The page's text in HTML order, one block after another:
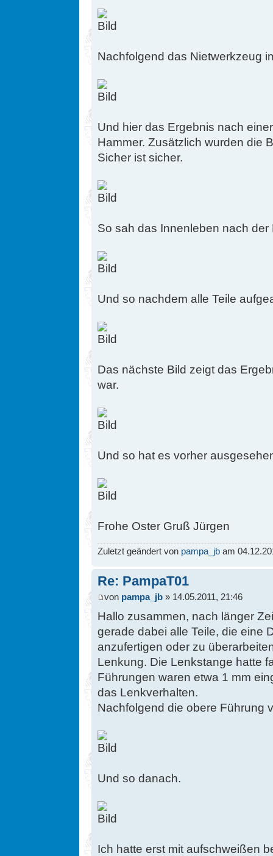
Nachfolgend das Nietwerkzeug
Und hier das Ergebnis nach
Hammer. Zusätzlich wurden die
Sicher ist sicher.
So sah das Innenleben nach
Und so nachdem alle Teile
Das nächste Bild zeigt das
war.
Und so hat es vorher
Frohe Oster Gruß Jürgen
Zuletzt geändert von pampa_jb am
Re: PampaT01
von pampa_jb » 14.05.2011, 21:46
Hallo zusammen, nach länger
gerade dabei alle Teile, die eine
anzufertigen oder zu
Lenkung. Die Lenkstange hatte
Führungen waren etwa 1 mm
das Lenkverhalten.
Nachfolgend die obere Führung
Und so danach.
Ich hatte erst mit aufschweißen